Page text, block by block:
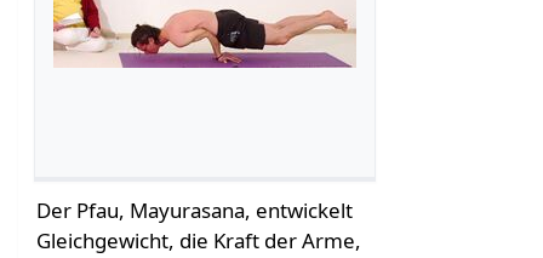
Der Pfau, Mayurasana, entwickelt
Gleichgewicht, die Kraft der Arme,